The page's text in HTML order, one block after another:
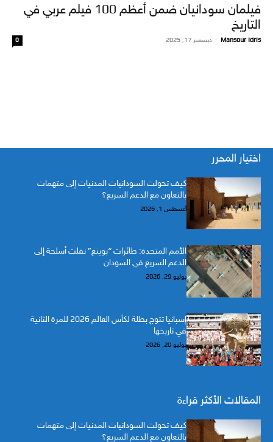
فيلمان سودانيان ضمن أعظم 100 فيلم عربي في
التاريخ
Mansour Idris
- ديسمبر 17, 2025 0
اختيار المحرر
كيف تحولت السودانيات المدنيات إلى متهمات
بالتعاون مع الدعم السريع؟
أغسطس 1, 2026
الأمم المتحدة: طائرات “بوينغ” نقلت أسلحة إلى
الدعم السريع في السودان
يوليو 29, 2026
إسبانيا تتوج بطلة لكأس العالم 2026 للمرة الثانية
في تاريخها
يوليو 20, 2026
المقالات الأكثر قراءة
كيف تحولت السودانيات المدنيات إلى متهمات
بالتعاون مع الدعم السريع؟